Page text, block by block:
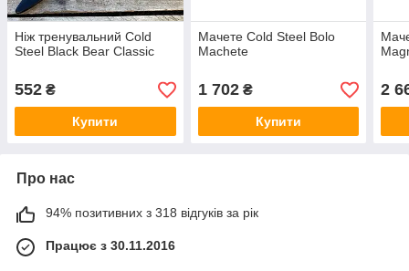
Ніж тренувальний Cold
Steel Black Bear Classic
552 ₴
Купити
Мачете Cold Steel Bolo
Machete
1 702₴
Купити
2
Про нас
94% позитивних з 318 відгуків за рік
Працює з 30.11.2016